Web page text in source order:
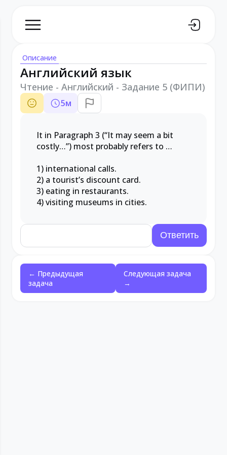
Описание
Английский язык
Чтение - Английский - Задание 5 (ФИПИ)
5м
It in Paragraph 3 (“It may seem a bit
costly…”) most probably refers to …
1) international calls.
2) a tourist’s discount card.
3) eating in restaurants.
4) visiting museums in cities.
← Предыдущая
задача
Следующая задача
→